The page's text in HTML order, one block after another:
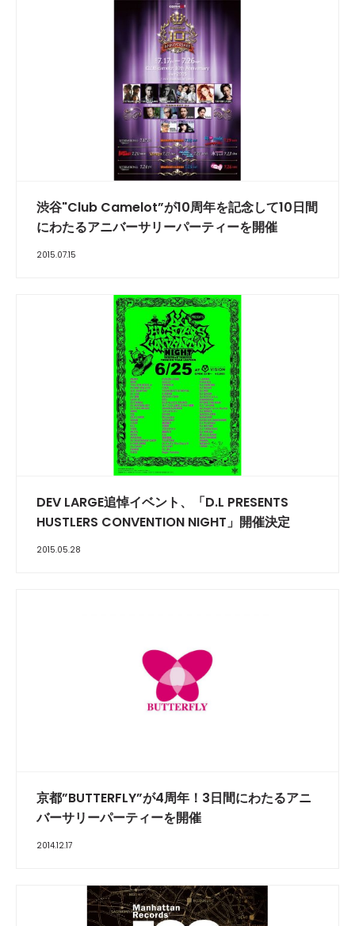
渋谷"Club Camelot”が10周年を記念して10日間
にわたるアニバーサリーパーティーを開催
2015.07.15
DEV LARGE追悼イベント、「D.L PRESENTS
HUSTLERS CONVENTION NIGHT」開催決定
2015.05.28
京都”BUTTERFLY”が4周年！3日間にわたるアニ
バーサリーパーティーを開催
2014.12.17